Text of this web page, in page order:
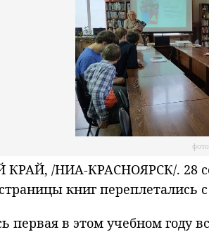
/НИА-КРАСНОЯРСК/. 28
книг переплетались
первая в этом учебном году